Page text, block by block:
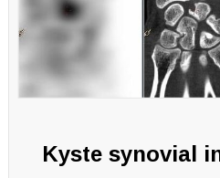
Kyste synovial